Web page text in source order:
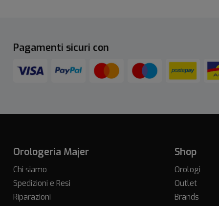
Pagamenti sicuri con
Orologeria Majer
Chi siamo
Spedizioni e Resi
Riparazioni
Shop
Orologi
Outlet
Brands